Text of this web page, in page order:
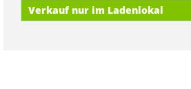
Verkauf nur im Ladenlokal